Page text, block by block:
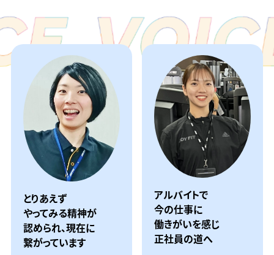
とりあえず
やってみる精神が
認められ、現在に
繋がっています
アルバイトで
今の仕事に
働きがいを感じ
正社員の道へ